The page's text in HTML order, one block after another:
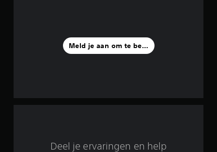
i
Meld je aan om te beoordelen
Deel je ervaringen en help